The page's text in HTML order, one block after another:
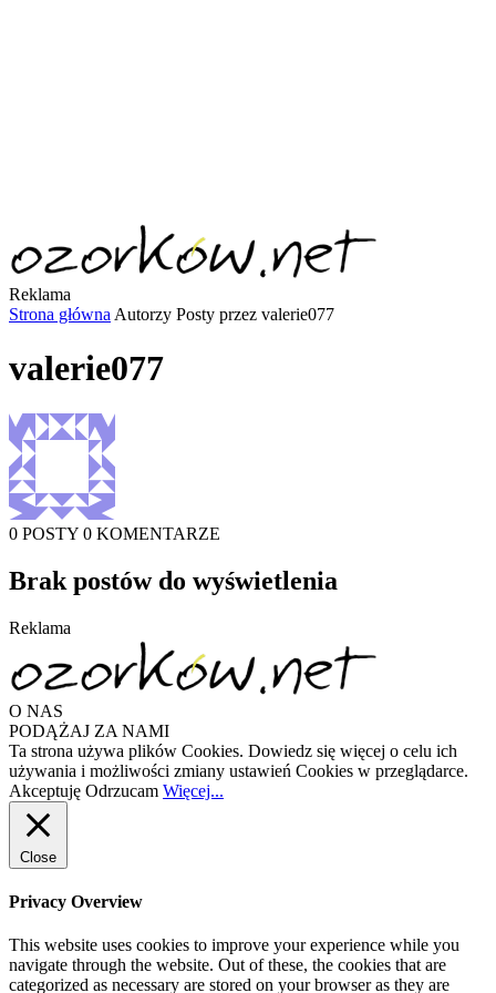
Reklama
Strona główna Autorzy Posty przez valerie077
valerie077
0 POSTY 0 KOMENTARZE
Brak postów do wyświetlenia
Reklama
O NAS
PODĄŻAJ ZA NAMI
Ta strona używa plików Cookies. Dowiedz się więcej o celu ich
używania i możliwości zmiany ustawień Cookies w przeglądarce.
Akceptuję Odrzucam Więcej...
Close
Privacy Overview
This website uses cookies to improve your experience while you
navigate through the website. Out of these, the cookies that are
categorized as necessary are stored on your browser as they are